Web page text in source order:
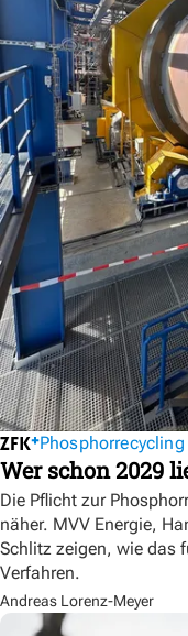
Phosphorrecycling
Wer schon 2029
Die Pflicht zur
näher. MVV Energie,
Schlitz zeigen, wie das
Verfahren.
Andreas Lorenz-Meyer